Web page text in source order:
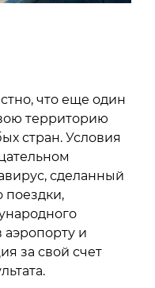
что еще один
территорию
стран. Условия
сделанный
поездки,
аэропорту и
за свой счет